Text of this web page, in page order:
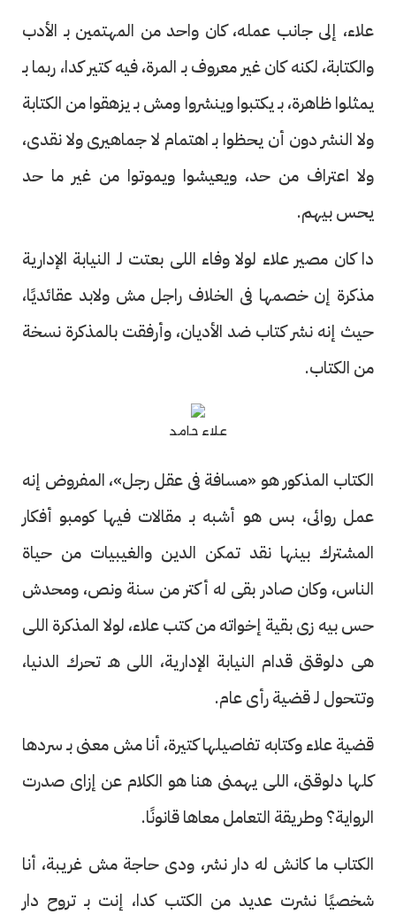
علاء، إلى جانب عمله، كان واحد من المهتمين بـ الأدب
والكتابة، لكنه كان غير معروف بـ المرة، فيه كتير كدا، ربما بـ
يمثلوا ظاهرة، بـ يكتبوا وينشروا ومش بـ يزهقوا من الكتابة
ولا النشر دون أن يحظوا بـ اهتمام لا جماهيرى ولا نقدى،
ولا اعتراف من حد، ويعيشوا ويموتوا من غير ما حد
يحس بيهم.
دا كان مصير علاء لولا وفاء اللى بعتت لـ النيابة الإدارية
مذكرة إن خصمها فى الخلاف راجل مش ولابد عقائديًا،
حيث إنه نشر كتاب ضد الأديان، وأرفقت بالمذكرة نسخة
من الكتاب.
علاء حامد
الكتاب المذكور هو «مسافة فى عقل رجل»، المفروض إنه
عمل روائى، بس هو أشبه بـ مقالات فيها كومبو أفكار
المشترك بينها نقد تمكن الدين والغيبيات من حياة
الناس، وكان صادر بقى له أكتر من سنة ونص، ومحدش
حس بيه زى بقية إخواته من كتب علاء، لولا المذكرة اللى
هى دلوقتى قدام النيابة الإدارية، اللى هـ تحرك الدنيا،
وتتحول لـ قضية رأى عام.
قضية علاء وكتابه تفاصيلها كتيرة، أنا مش معنى بـ سردها
كلها دلوقتى، اللى يهمنى هنا هو الكلام عن إزاى صدرت
الرواية؟ وطريقة التعامل معاها قانونًا.
الكتاب ما كانش له دار نشر، ودى حاجة مش غريبة، أنا
شخصيًا نشرت عديد من الكتب كدا، إنت بـ تروح دار